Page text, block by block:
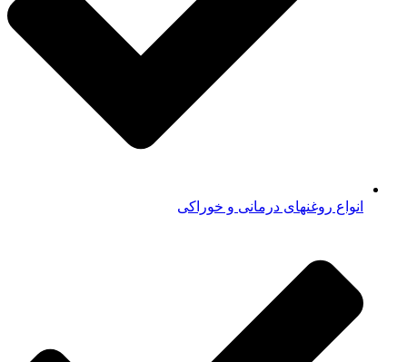
انواع روغنهای درمانی و خوراکی